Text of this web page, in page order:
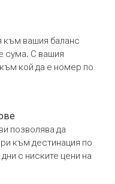
към вашия баланс
сума. С вашия
кой да е номер по
позволява да
към дестинация по
с ниските цени на